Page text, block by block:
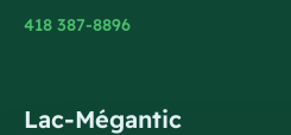
418 387-8896
Lac-Mégantic